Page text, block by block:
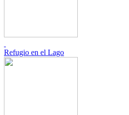
Refugio en el Lago